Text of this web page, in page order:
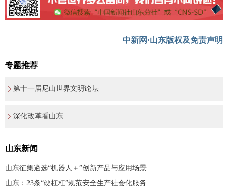
中新网·山东版权及免责声明
专题推荐
第十一届尼山世界文明论坛
深化改革看山东
山东新闻
山东征集遴选“机器人＋”创新产品与应用场景
山东：23条“硬杠杠”规范安全生产社会化服务